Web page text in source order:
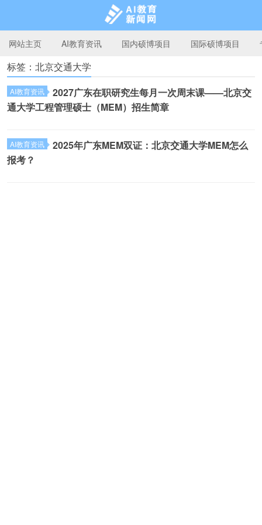
AI教育新闻网
网站主页 AI教育资讯 国内硕博项目 国际硕博项目
标签：北京交通大学
AI教育资讯
2027广东在职研究生每月一次周末课——北京交
通大学工程管理硕士（MEM）招生简章
AI教育资讯
2025年广东MEM双证：北京交通大学MEM怎么
报考？